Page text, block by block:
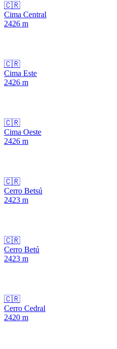
🇨🇷
Cima Central
2426 m
🇨🇷
Cima Este
2426 m
🇨🇷
Cima Oeste
2426 m
🇨🇷
Cerro Betsú
2423 m
🇨🇷
Cerro Betú
2423 m
🇨🇷
Cerro Cedral
2420 m